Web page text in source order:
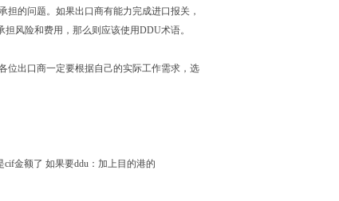
的问题。如果出口商有能力完成进口报关，
风险和费用，那么则应该使用DDU术语。
位出口商一定要根据自己的实际工作需求，选
cif金额了 如果要ddu：加上目的港的